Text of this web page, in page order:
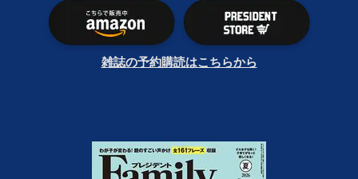
雑誌の予約購読はこちらから